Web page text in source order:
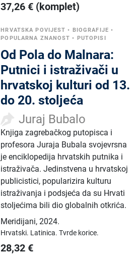
37,26 € (komplet)
HRVATSKA POVIJEST • BIOGRAFIJE •
POPULARNA ZNANOST • PUTOPISI
Od Pola do Malnara:
Putnici i istraživači u
hrvatskoj kulturi od 13.
do 20. stoljeća
Juraj Bubalo
Knjiga zagrebačkog putopisca i
profesora Juraja Bubala svojevrsna
je enciklopedija hrvatskih putnika i
istraživača. Jedinstvena u hrvatskoj
publicistici, popularizira kulturu
istraživanja i podsjeća da su Hrvati
stoljećima bili dio globalnih otkrića.
Meridijani,2024.
Hrvatski. Latinica.Tvrde korice.
28,32 €